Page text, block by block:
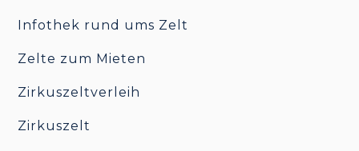
Infothek rund ums Zelt
Zelte zum Mieten
Zirkuszeltverleih
Zirkuszelt